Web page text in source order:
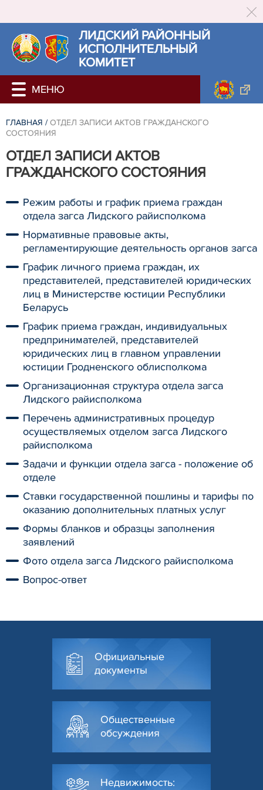
ЛИДСКИЙ РАЙОННЫЙ
ИСПОЛНИТЕЛЬНЫЙ
КОМИТЕТ
ГЛАВНАЯ / ОТДЕЛ ЗАПИСИ АКТОВ ГРАЖДАНСКОГО
СОСТОЯНИЯ
ОТДЕЛ ЗАПИСИ АКТОВ
ГРАЖДАНСКОГО СОСТОЯНИЯ
Режим работы и график приема граждан
отдела загса Лидского райисполкома
Нормативные правовые акты,
регламентирующие деятельность органов загса
График личного приема граждан, их
представителей, представителей юридических
лиц в Министерстве юстиции Республики
Беларусь
График приема граждан, индивидуальных
предпринимателей, представителей
юридических лиц в главном управлении
юстиции Гродненского облисполкома
Организационная структура отдела загса
Лидского райисполкома
Перечень административных процедур
осуществляемых отделом загса Лидского
райисполкома
Задачи и функции отдела загса - положение об
отделе
Ставки государственной пошлины и тарифы по
оказанию дополнительных платных услуг
Формы бланков и образцы заполнения
заявлений
Фото отдела загса Лидского райисполкома
Вопрос-ответ
Официальные
документы
Общественные
обсуждения
Недвижимость: